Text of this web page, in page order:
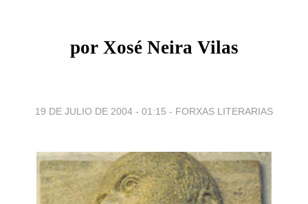
por Xosé Neira Vilas
19 DE JULIO DE 2004 - 01:15 - FORXAS LITERARIAS